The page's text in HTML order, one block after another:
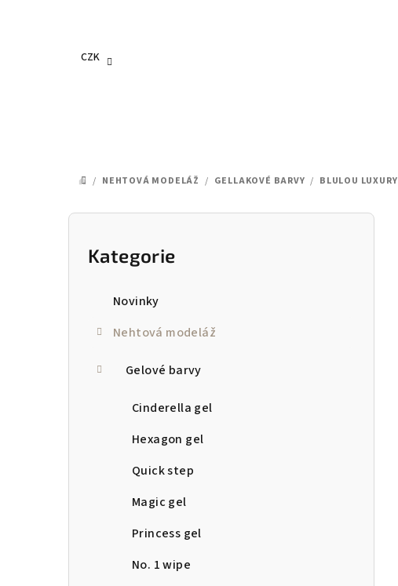
CZK
DOMŮ
/ NEHTOVÁ MODELÁŽ / GELLAKOVÉ BARVY / BLULOU LUXURY
P
Přeskočit
kategorie
Kategorie
Novinky
Nehtová modeláž
Gelové barvy
Cinderella gel
Hexagon gel
Quick step
Magic gel
Princess gel
No. 1 wipe